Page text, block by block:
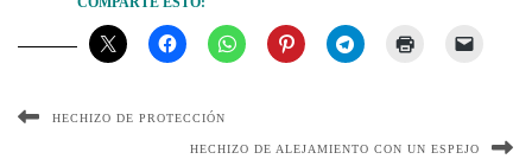
HECHIZO DE PROTECCIÓN
HECHIZO DE ALEJAMIENTO CON UN ESPEJO